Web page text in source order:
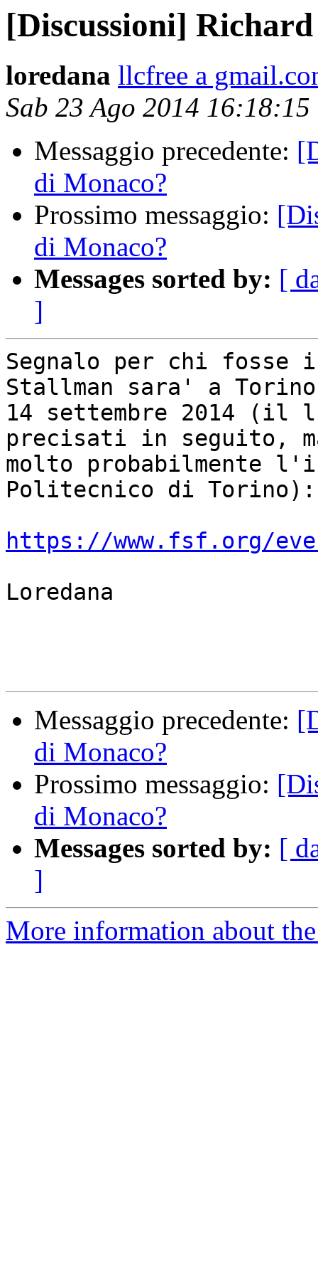
[Discussioni]
loredana llcfree a
Sab 23 Ago 2014 16:18:15
Messaggio precedente:
di Monaco?
Prossimo messaggio:
di Monaco?
Messages sorted by: [
]
Segnalo per chi fosse
Stallman sara' a
14 settembre 2014 (il
precisati in seguito,
molto probabilmente
Politecnico di Torino):
https://www.fsf.org/
Loredana
Messaggio precedente:
di Monaco?
Prossimo messaggio:
di Monaco?
Messages sorted by: [
]
More information about